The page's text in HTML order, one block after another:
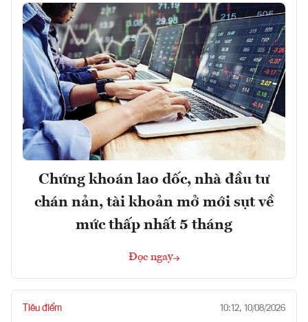
Chứng khoán lao dốc, nhà đầu tư
chán nản, tài khoản mở mới sụt về
mức thấp nhất 5 tháng
Đọc ngay
Tiêu điểm 10:12, 10/08/2026